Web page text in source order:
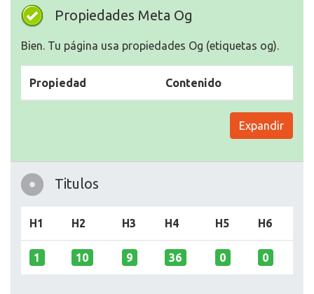
Propiedades Meta Og
Bien. Tu página usa propiedades Og (etiquetas og).
Propiedad Contenido
Expandir
Titulos
H1 H2 H3 H4 H5 H6
1 10 9 36 0 0